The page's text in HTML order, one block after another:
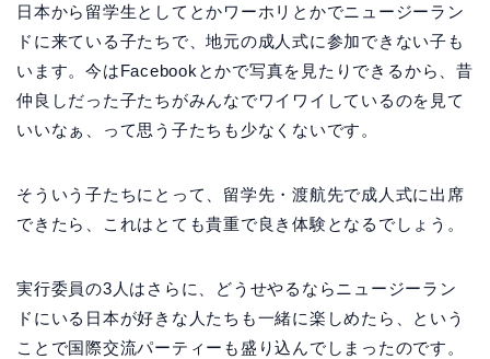
日本から留学生としてとかワーホリとかでニュージーラン
ドに来ている子たちで、地元の成人式に参加できない子も
います。今はFacebookとかで写真を見たりできるから、昔
仲良しだった子たちがみんなでワイワイしているのを見て
いいなぁ、って思う子たちも少なくないです。
そういう子たちにとって、留学先・渡航先で成人式に出席
できたら、これはとても貴重で良き体験となるでしょう。
実行委員の3人はさらに、どうせやるならニュージーラン
ドにいる日本が好きな人たちも一緒に楽しめたら、という
ことで国際交流パーティーも盛り込んでしまったのです。